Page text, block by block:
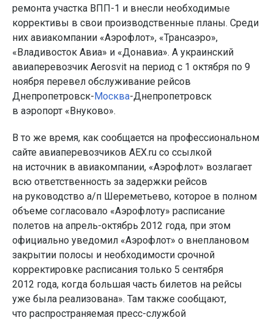
ремонта участка ВПП-1 и внесли необходимые
коррективы в свои производственные планы. Среди
них авиакомпании «Аэрофлот», «Трансаэро»,
«Владивосток Авиа» и «Донавиа». А украинский
авиаперевозчик Aerosvit на период с 1 октября по 9
ноября перевел обслуживание рейсов
Днепропетровск-Москва-Днепропетровск
в аэропорт «Внуково».
В то же время, как сообщается на профессиональном
сайте авиаперевозчиков AEX.ru со ссылкой
на источник в авиакомпании, «Аэрофлот» возлагает
всю ответственность за задержки рейсов
на руководство а/п Шереметьево, которое в полном
объеме согласовало «Аэрофлоту» расписание
полетов на апрель-октябрь 2012 года, при этом
официально уведомил «Аэрофлот» о внеплановом
закрытии полосы и необходимости срочной
корректировке расписания только 5 сентября
2012 года, когда большая часть билетов на рейсы
уже была реализована». Там также сообщают,
что распространяемая пресс-службой